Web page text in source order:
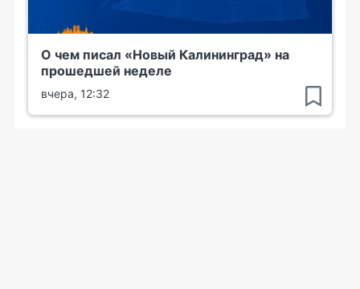
О чем писал «Новый Калининград» на
прошедшей неделе
вчера, 12:32